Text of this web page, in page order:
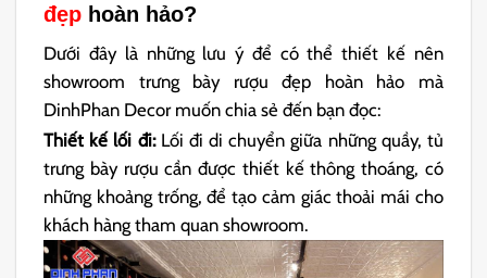
đẹp hoàn hảo?
Dưới đây là những lưu ý để có thể thiết kế nên
showroom trưng bày rượu đẹp hoàn hảo mà
DinhPhan Decor muốn chia sẻ đến bạn đọc:
Thiết kế lối đi:Lối đi di chuyển giữa những quầy, tủ
trưng bày rượu cần được thiết kế thông thoáng, có
những khoảng trống, để tạo cảm giác thoải mái cho
khách hàng tham quan showroom.